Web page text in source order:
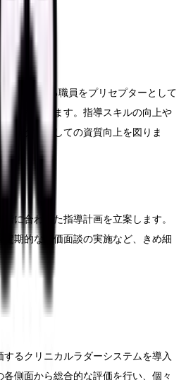
適性のある職員をプリセプターとして
成を行います。指導スキルの向上や
プターとしての資質向上を図りま
に合わせた指導計画を立案します。
期的な評価面談の実施など、きめ細
るクリニカルラダーシステムを導入
側面から総合的な評価を行い、個々